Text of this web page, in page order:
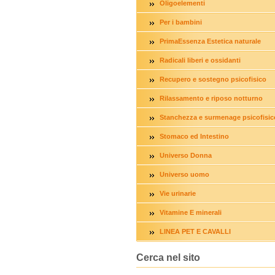
Oligoelementi
Per i bambini
PrimaEssenza Estetica naturale
Radicali liberi e ossidanti
Recupero e sostegno psicofisico
Rilassamento e riposo notturno
Stanchezza e surmenage
Stomaco ed Intestino
Universo Donna
Universo uomo
Vie urinarie
Vitamine E minerali
LINEA PET E CAVALLI
Cerca nel sito